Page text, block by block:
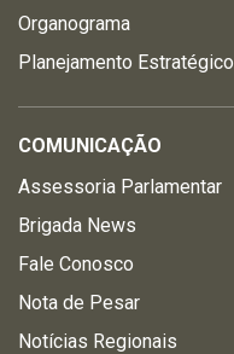
Organograma
Planejamento Estratégico
COMUNICAÇÃO
Assessoria Parlamentar
Brigada News
Fale Conosco
Nota de Pesar
Notícias Regionais